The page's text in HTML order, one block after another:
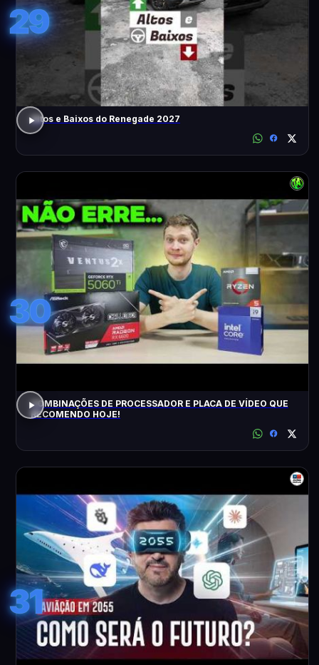
29
Altos e Baixos do Renegade 2027
30
COMBINAÇÕES DE PROCESSADOR E PLACA DE VÍDEO QUE
RECOMENDO HOJE!
31